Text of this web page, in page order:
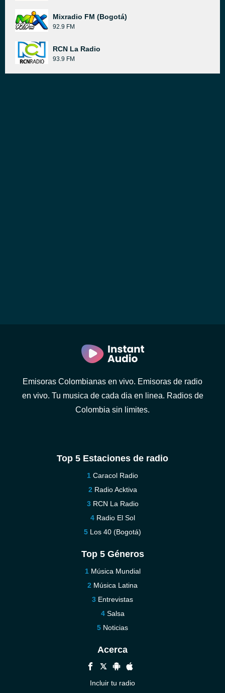
Mixradio FM (Bogotá)
92.9 FM
RCN La Radio
93.9 FM
Emisoras Colombianas en vivo. Emisoras de radio
en vivo. Tu musica de cada dia en linea. Radios de
Colombia sin limites.
Top 5 Estaciones de radio
Caracol Radio
Radio Acktiva
RCN La Radio
Radio El Sol
Los 40 (Bogotá)
Top 5 Géneros
Música Mundial
Música Latina
Entrevistas
Salsa
Noticias
Acerca
Incluir tu radio